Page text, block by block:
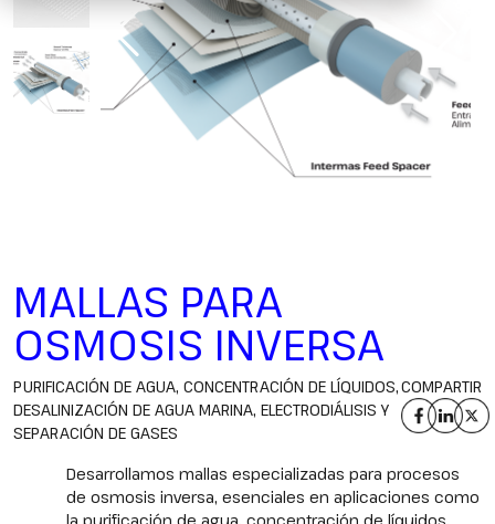
MALLAS PARA
OSMOSIS INVERSA
PURIFICACIÓN DE AGUA, CONCENTRACIÓN DE LÍQUIDOS,
DESALINIZACIÓN DE AGUA MARINA, ELECTRODIÁLISIS Y
SEPARACIÓN DE GASES
COMPARTIR
Desarrollamos mallas especializadas para procesos
de osmosis inversa, esenciales en aplicaciones como